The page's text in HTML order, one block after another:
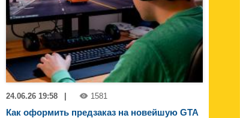
24.06.26 19:58 1581
Как оформить предзаказ на новейшую GTA